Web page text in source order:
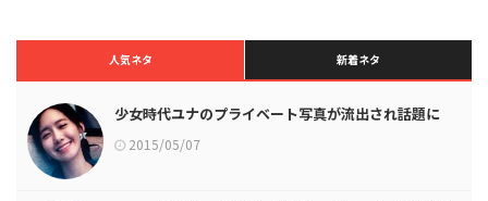
人気ネタ 新着ネタ
少女時代ユナのプライベート写真が流出され話題に
2015/05/07